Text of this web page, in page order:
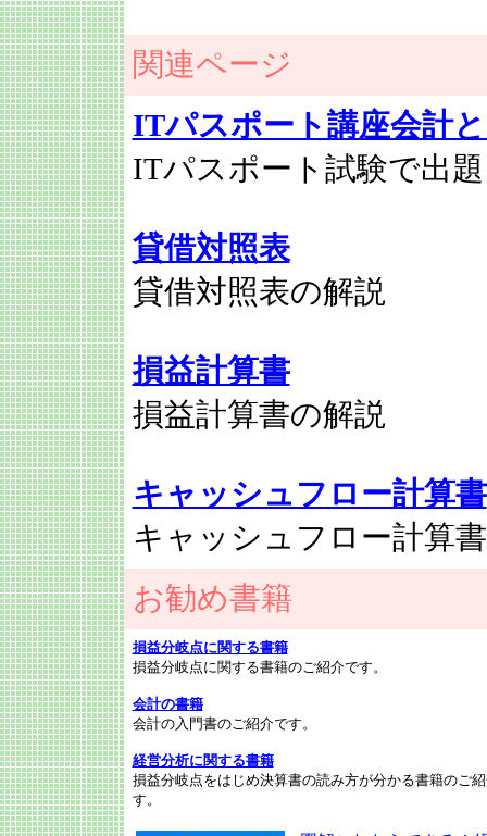
関連ページ
ITパスポート講座会計
ITパスポート試験で出
貸借対照表
貸借対照表の解説
損益計算書
損益計算書の解説
キャッシュフロー計算書
キャッシュフロー計算
お勧め書籍
損益分岐点に関する書籍
損益分岐点に関する書籍のご紹介です。
会計の書籍
会計の入門書のご紹介です。
経営分析に関する書籍
損益分岐点をはじめ決算書の読み方が分かる書籍のご
す。